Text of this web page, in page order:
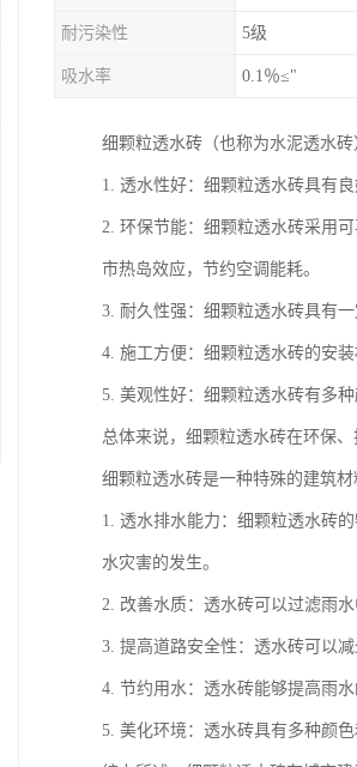
耐污染性 5级
吸水率 0.1％≤"
细颗粒透水砖（也称为水泥透水砖
1. 透水性好：细颗粒透水砖具有
2. 环保节能：细颗粒透水砖采用
市热岛效应，节约空调能耗。
3. 耐久性强：细颗粒透水砖具有
4. 施工方便：细颗粒透水砖的安
5. 美观性好：细颗粒透水砖有多
总体来说，细颗粒透水砖在环保
细颗粒透水砖是一种特殊的建筑
1. 透水排水能力：细颗粒透水砖
水灾害的发生。
2. 改善水质：透水砖可以过滤雨
3. 提高道路安全性：透水砖可以
4. 节约用水：透水砖能够提高雨
5. 美化环境：透水砖具有多种颜